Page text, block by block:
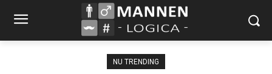
NU TRENDING